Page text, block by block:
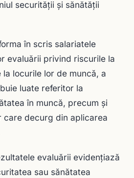
securităţii şi sănătăţii
în scris salariatele
evaluării privind riscurile la
locurile lor de muncă, a
luate referitor la
în muncă, precum şi
care decurg din aplicarea
evaluării evidenţiază
sau sănătatea